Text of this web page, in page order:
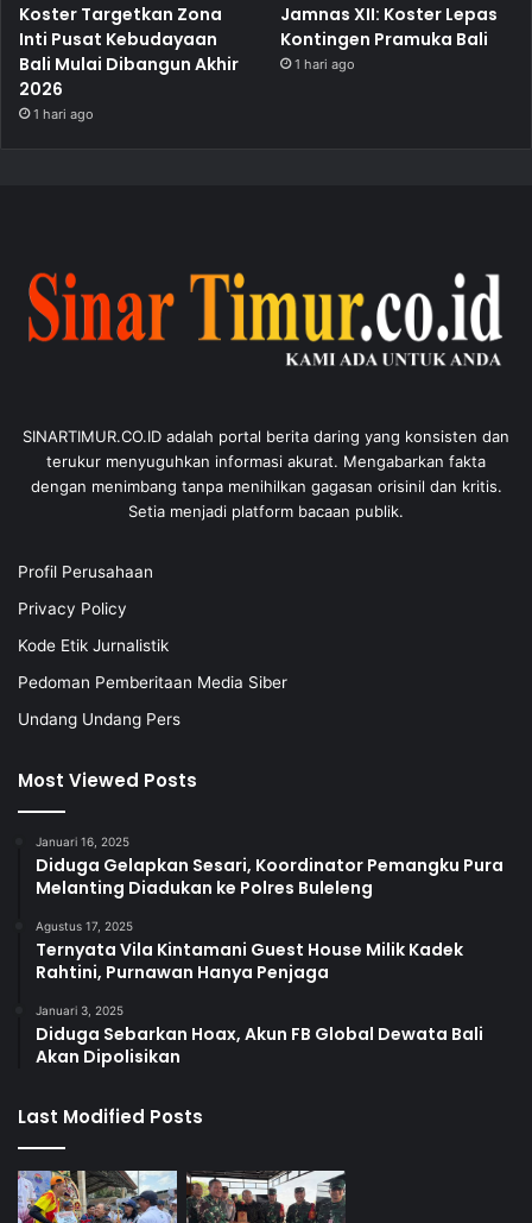
Koster Targetkan Zona
Inti Pusat Kebudayaan
Bali Mulai Dibangun Akhir
2026
1 hari ago
Jamnas XII: Koster Lepas
Kontingen Pramuka Bali
1 hari ago
SINARTIMUR.CO.ID adalah portal berita daring yang konsisten dan
terukur menyuguhkan informasi akurat. Mengabarkan fakta
dengan menimbang tanpa menihilkan gagasan orisinil dan kritis.
Setia menjadi platform bacaan publik.
Profil Perusahaan
Privacy Policy
Kode Etik Jurnalistik
Pedoman Pemberitaan Media Siber
Undang Undang Pers
Most Viewed Posts
Januari 16, 2025
Diduga Gelapkan Sesari, Koordinator Pemangku Pura
Melanting Diadukan ke Polres Buleleng
Agustus 17, 2025
Ternyata Vila Kintamani Guest House Milik Kadek
Rahtini, Purnawan Hanya Penjaga
Januari 3, 2025
Diduga Sebarkan Hoax, Akun FB Global Dewata Bali
Akan Dipolisikan
Last Modified Posts